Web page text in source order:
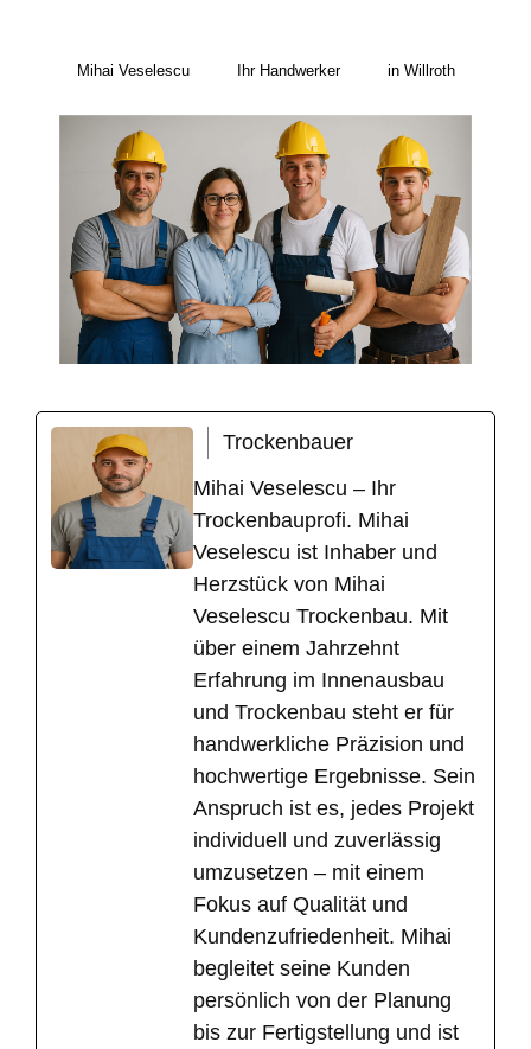
Mihai Veselescu Ihr Handwerker in Willroth
Trockenbauer
Mihai Veselescu – Ihr
Trockenbauprofi. Mihai
Veselescu ist Inhaber und
Herzstück von Mihai
Veselescu Trockenbau. Mit
über einem Jahrzehnt
Erfahrung im Innenausbau
und Trockenbau steht er für
handwerkliche Präzision und
hochwertige Ergebnisse. Sein
Anspruch ist es, jedes Projekt
individuell und zuverlässig
umzusetzen – mit einem
Fokus auf Qualität und
Kundenzufriedenheit. Mihai
begleitet seine Kunden
persönlich von der Planung
bis zur Fertigstellung und ist